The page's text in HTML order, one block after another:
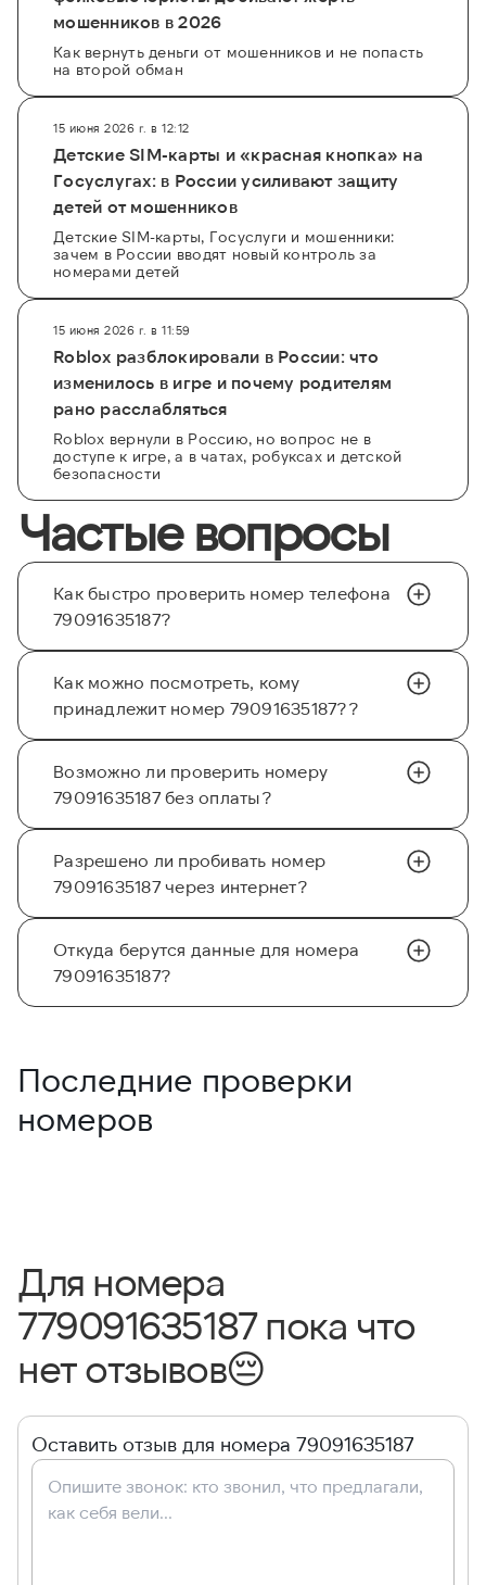
мошенников в 2026
Как вернуть деньги от мошенников и не попасть
на второй обман
15 июня 2026 г. в 12:12
Детские SIM-карты и «красная кнопка» на
Госуслугах: в России усиливают защиту
детей от мошенников
Детские SIM-карты, Госуслуги и мошенники:
зачем в России вводят новый контроль за
номерами детей
15 июня 2026 г. в 11:59
Roblox разблокировали в России: что
изменилось в игре и почему родителям
рано расслабляться
Roblox вернули в Россию, но вопрос не в
доступе к игре, а в чатах, робуксах и детской
безопасности
Частые вопросы
Как быстро проверить номер телефона
79091635187?
Как можно посмотреть, кому
принадлежит номер 79091635187??
Возможно ли проверить номеру
79091635187 без оплаты?
Разрешено ли пробивать номер
79091635187 через интернет?
Откуда берутся данные для номера
79091635187?
Последние проверки
номеров
Для номера
779091635187 пока что
нет отзывов😔
Оставить отзыв для номера 79091635187